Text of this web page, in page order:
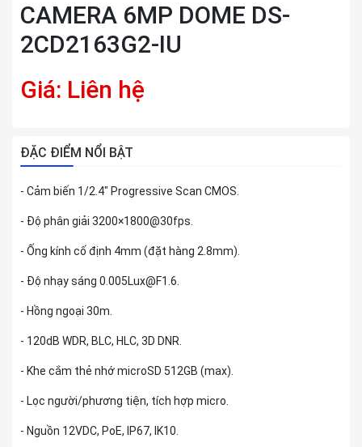
CAMERA 6MP DOME DS-
2CD2163G2-IU
Giá: Liên hệ
ĐẶC ĐIỂM NỔI BẬT
- Cảm biến 1/2.4" Progressive Scan CMOS.
- Độ phân giải 3200×1800@30fps.
- Ống kính cố định 4mm (đặt hàng 2.8mm).
- Độ nhạy sáng 0.005Lux@F1.6.
- Hồng ngoại 30m.
- 120dB WDR, BLC, HLC, 3D DNR.
- Khe cắm thẻ nhớ microSD 512GB (max).
- Lọc người/phương tiện, tích hợp micro.
- Nguồn 12VDC, PoE, IP67, IK10.